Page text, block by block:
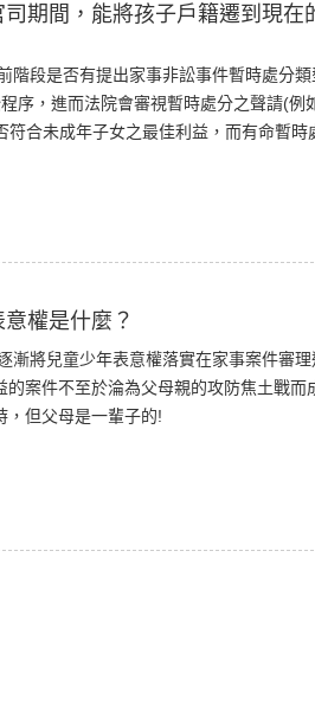
司期間，能將孩子戶籍遷到現在
階段是否有提出家事非訟事件暫時處分類
序，進而法院會審視暫時處分之聲請(例
符合未成年子女之最佳利益，而有命暫時
意權是什麼？
漸將兒童少年表意權落實在家事案件審理
案件不至於淪為父母親的攻防焦土戰而
，但父母是一輩子的!